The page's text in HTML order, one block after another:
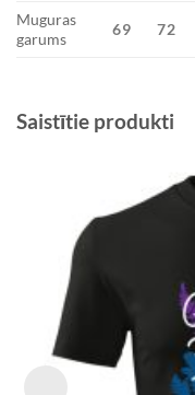
Muguras
garums
69 72
Saistītie produkti